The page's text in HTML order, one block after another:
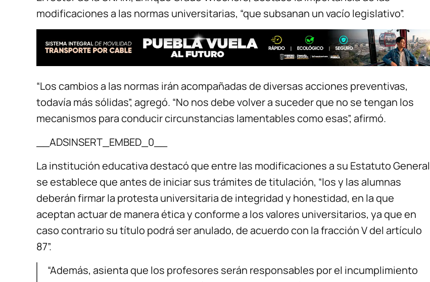
modificaciones a las normas universitarias, “que subsanan un vacío legislativo”.
“Los cambios a las normas irán acompañadas de diversas acciones preventivas,
todavía más sólidas”, agregó. “No nos debe volver a suceder que no se tengan los
mecanismos para conducir circunstancias lamentables como esas”, afirmó.
__ADSINSERT_EMBED_0__
La institución educativa destacó que entre las modificaciones a su Estatuto General
se establece que antes de iniciar sus trámites de titulación, “los y las alumnas
deberán firmar la protesta universitaria de integridad y honestidad, en la que
aceptan actuar de manera ética y conforme a los valores universitarios, ya que en
caso contrario su título podrá ser anulado, de acuerdo con la fracción V del artículo
87”.
“Además, asienta que los profesores serán responsables por el incumplimiento